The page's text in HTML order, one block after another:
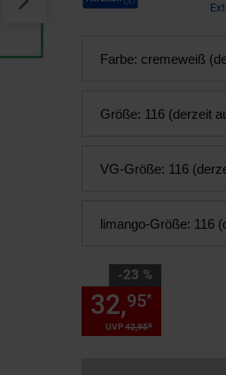
Farbe: cremeweiß
Größe: 116 (derzeit
VG-Größe: 116
limango-Größe: 116
-23 %
Sie Sparen 23 Prozent,
UVP42,95*
32,95*